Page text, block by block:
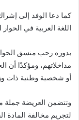
كما دعا الوفد إلى
اللغة العربية في
بدوره رحب منسق
مداخلاتهم، ومؤكدًا أن
أو شخصية وطنية ذات
وتتضمن العريضة جملة
لتجريم مخالفة المادة